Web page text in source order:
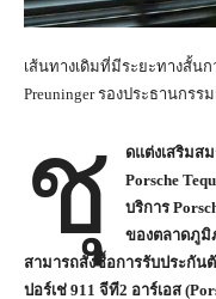
เส้นทางเดิมที่มีระยะทางสั้น
Preuninger รองประธานกรร
ชุ ดแต่งเสริมส
Porsche
บริการ
ของตลาดภูมิ
สามารถสั่งซื้อการรับประกัน
ปอร์เช่ 911 จีที2 อาร์เอส (